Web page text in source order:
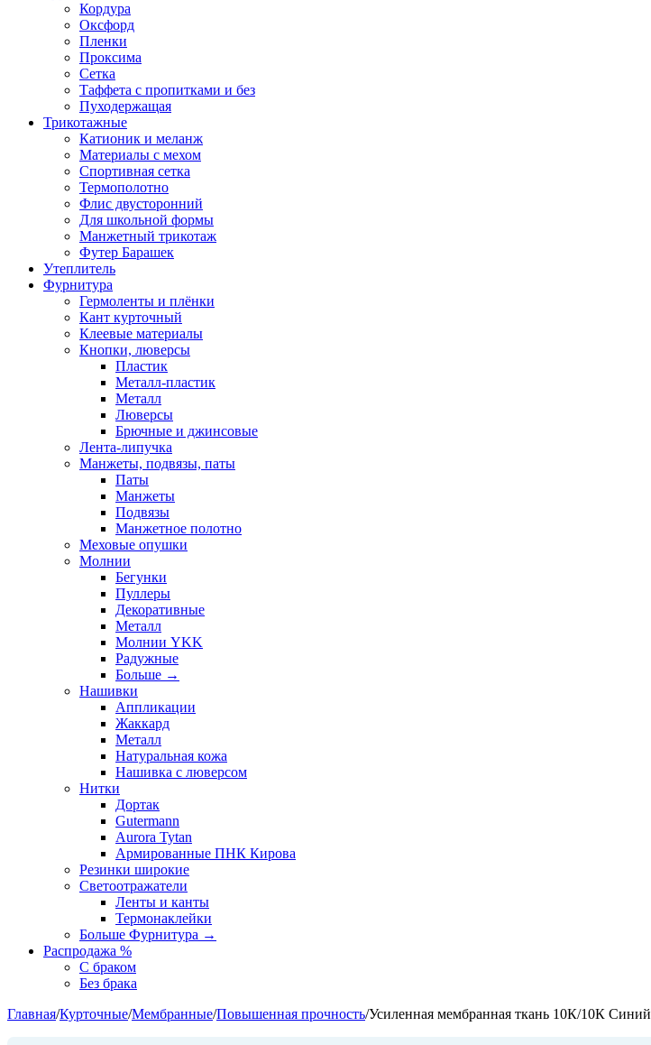
Кордура
Оксфорд
Пленки
Проксима
Сетка
Таффета с пропитками и без
Пуходержащая
Трикотажные
Катионик и меланж
Материалы с мехом
Спортивная сетка
Термополотно
Флис двусторонний
Для школьной формы
Манжетный трикотаж
Футер Барашек
Утеплитель
Фурнитура
Гермоленты и плёнки
Кант курточный
Клеевые материалы
Кнопки, люверсы
Пластик
Металл-пластик
Металл
Люверсы
Брючные и джинсовые
Лента-липучка
Манжеты, подвязы, паты
Паты
Манжеты
Подвязы
Манжетное полотно
Меховые опушки
Молнии
Бегунки
Пуллеры
Декоративные
Металл
Молнии YKK
Радужные
Больше →
Нашивки
Аппликации
Жаккард
Металл
Натуральная кожа
Нашивка с люверсом
Нитки
Дортак
Gutermann
Aurora Tytan
Армированные ПНК Кирова
Резинки широкие
Светоотражатели
Ленты и канты
Термонаклейки
Больше Фурнитура →
Распродажа %
С браком
Без брака
Главная/Курточные/Мембранные/Повышенная прочность/Усиленная мембранная ткань 10К/10К Синий